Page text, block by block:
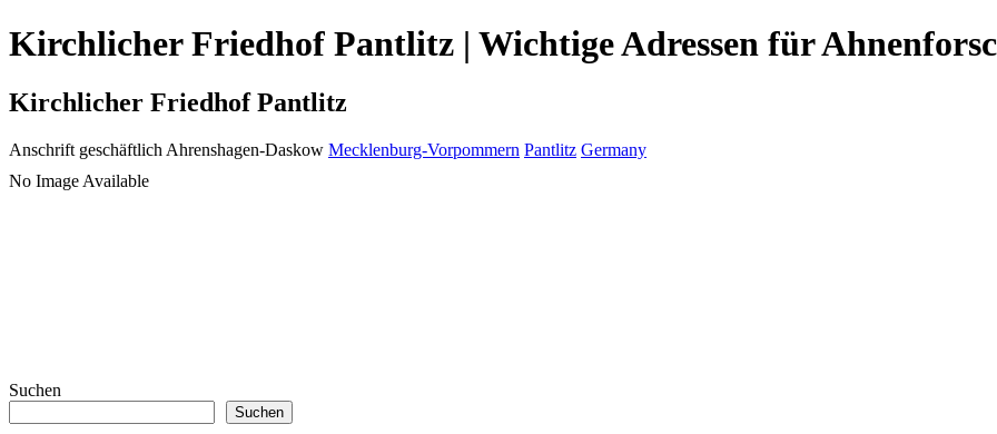
Kirchlicher Friedhof Pantlitz | Wichtige Adressen für
Kirchlicher Friedhof Pantlitz
Anschrift geschäftlich Ahrenshagen-Daskow Mecklenburg-Vorpommern Pantlitz Germany
No Image Available
Suchen
Suchen